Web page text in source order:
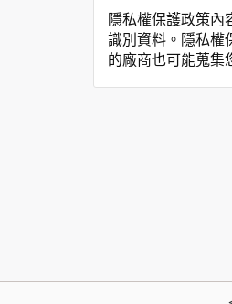
隱私權保護政策
識別資料。隱私權
的廠商也可能蒐集
您個人在本網站
參考依據，此記